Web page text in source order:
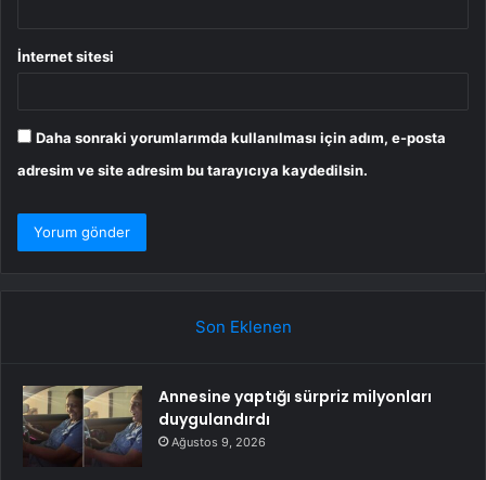
İnternet sitesi
Daha sonraki yorumlarımda kullanılması için adım, e-posta
adresim ve site adresim bu tarayıcıya kaydedilsin.
Son Eklenen
Annesine yaptığı sürpriz milyonları
duygulandırdı
Ağustos 9, 2026